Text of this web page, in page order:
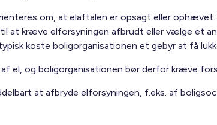
om, at elaftalen er opsagt eller ophævet.
at kræve elforsyningen afbrudt eller vælge et
koste boligorganisationen et gebyr at få
el, og boligorganisationen bør derfor kræve
at afbryde elforsyningen, f.eks. af